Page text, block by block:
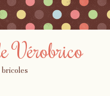
Vérobrico